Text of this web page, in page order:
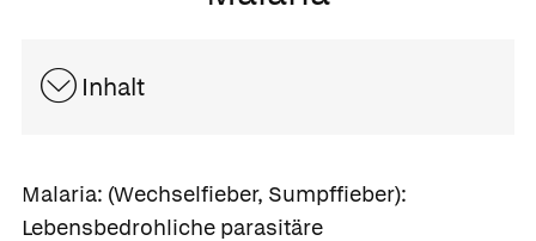
Inhalt
Malaria: (Wechselfieber, Sumpffieber):
Lebensbedrohliche parasitäre